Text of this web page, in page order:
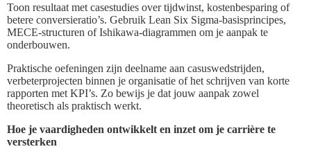
Toon resultaat met casestudies over tijdwinst, kostenbesparing of
betere conversieratio’s. Gebruik Lean Six Sigma-basisprincipes,
MECE-structuren of Ishikawa-diagrammen om je aanpak te
onderbouwen.
Praktische oefeningen zijn deelname aan casuswedstrijden,
verbeterprojecten binnen je organisatie of het schrijven van korte
rapporten met KPI’s. Zo bewijs je dat jouw aanpak zowel
theoretisch als praktisch werkt.
Hoe je vaardigheden ontwikkelt en inzet om je carrière te
versterken